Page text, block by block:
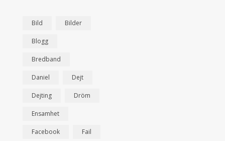
Bild Bilder
Blogg
Bredband
Daniel Dejt
Dejting Dröm
Ensamhet
Facebook Fail